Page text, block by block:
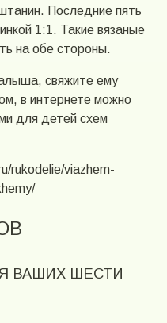
Последние пять
1:1. Такие вязаные
на обе стороны.
свяжите ему
в интернете можно
для детей схем
rukodelie/viazhem-
ВАШИХ ШЕСТИ